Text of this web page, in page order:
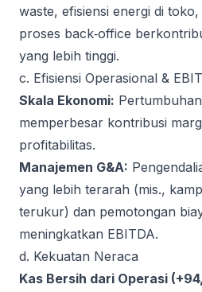
waste, efisiensi energi di
proses back‑office
yang lebih tinggi.
c. Efisiensi Operasional &
Skala Ekonomi:
memperbesar kontribusi
profitabilitas.
Manajemen G&A:
yang lebih terarah (mis.,
terukur) dan pemotongan
meningkatkan EBITDA.
d. Kekuatan Neraca
Kas Bersih dari Operasi